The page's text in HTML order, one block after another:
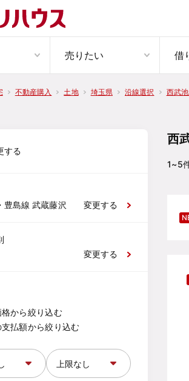
売りたい 借
不動産購入 土地 埼玉県 沿線選択 西武
する
豊島線 武蔵藤沢
変更する
変更する
から絞り込む
支払額から絞り込む
西
1~5